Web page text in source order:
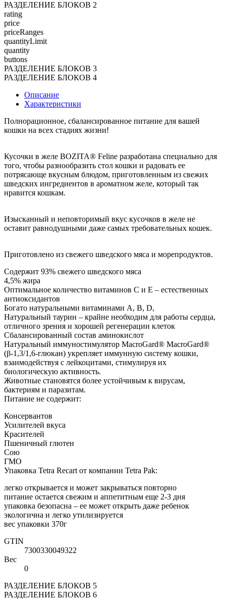
РАЗДЕЛЕНИЕ БЛОКОВ 2
rating
price
priceRanges
quantityLimit
quantity
buttons
РАЗДЕЛЕНИЕ БЛОКОВ 3
РАЗДЕЛЕНИЕ БЛОКОВ 4
Описание
Характеристики
Полнорационное, сбалансированное питание для вашей
кошки на всех стадиях жизни!
Кусочки в желе BOZITA® Feline разработана специально для
того, чтобы разнообразить стол кошки и радовать ее
потрясающе вкусным блюдом, приготовленным из свежих
шведских ингредиентов в ароматном желе, который так
нравится кошкам.
Изысканный и неповторимый вкус кусочков в желе не
оставит равнодушными даже самых требовательных кошек.
Приготовлено из свежего шведского мяса и морепродуктов.
Содержит 93% свежего шведского мяса
4,5% жира
Оптимальное количество витаминов С и Е – естественных
антиоксидантов
Богато натуральными витаминами А, В, D,
Натуральный таурин – крайне необходим для работы сердца,
отличного зрения и хорошей регенерации клеток
Сбалансированный состав аминокислот
Натуральный иммуностимулятор MacroGard® MacroGard®
(β-1,3/1,6-глюкан) укрепляет иммунную систему кошки,
взаимодействуя с лейкоцитами, стимулируя их
биологическую активность.
Животные становятся более устойчивым к вирусам,
бактериям и паразитам.
Питание не содержит:
Консервантов
Усилителей вкуса
Красителей
Пшеничный глютен
Сою
ГМО
Упаковка Tetra Recart от компании Tetra Pak:
легко открывается и может закрываться повторно
питание остается свежим и аппетитным еще 2-3 дня
упаковка безопасна – ее может открыть даже ребенок
экологична и легко утилизируется
вес упаковки 370г
GTIN
7300330049322
Вес
0
РАЗДЕЛЕНИЕ БЛОКОВ 5
РАЗДЕЛЕНИЕ БЛОКОВ 6